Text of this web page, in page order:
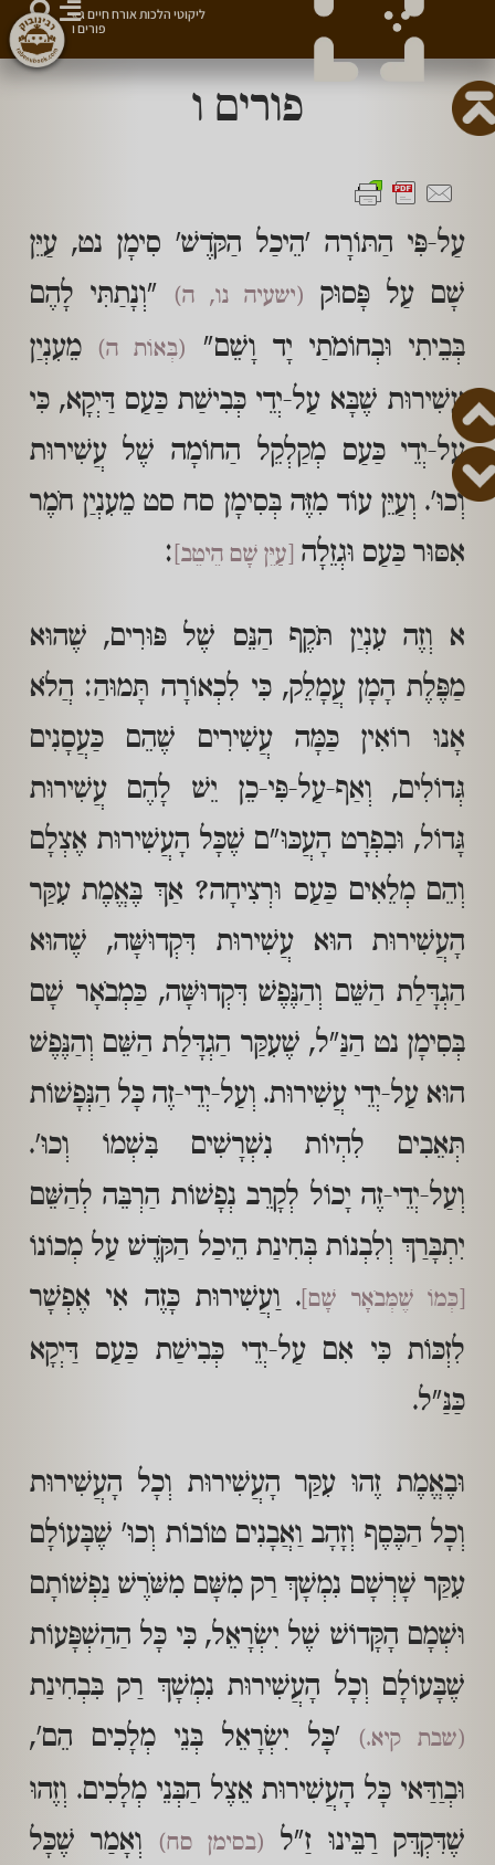
פורים ו
עַל-פִּי הַתּוֹרָה 'הֵיכַל הַקֹּדֶשׁ' סִימָן נט, עַיֵּן
שָׁם עַל פָּסוּק (ישעיה נו, ה)
"וְנָתַתִּי לָהֶם
בְּבֵיתִי וּבְחוֹמֹתַי יָד וָשֵׁם"
(בְּאוֹת ה) מֵעִנְיַן
עֲשִׁירוּת שֶׁבָּא עַל-יְדֵי כְּבִישַׁת כַּעַס דַּיְקָא, כִּי
עַל-יְדֵי כַּעַס מְקַלְקֵל הַחוֹמָה שֶׁל עֲשִׁירוּת
וְכוּ'. וְעַיֵּן עוֹד מִזֶּה בְּסִימָן סח סט מֵעִנְיַן חֹמֶר
אִסּוּר כַּעַס וּגְזֵלָה [עַיֵּן שָׁם הֵיטֵב] :
א וְזֶה עִנְיַן תֹּקֶף הַנֵּס שֶׁל פּוּרִים, שֶׁהוּא
מַפֶּלֶת הָמָן עֲמָלֵק, כִּי לִכְאוֹרָה תָּמוּהַ: הֲלֹא
אָנוּ רוֹאִין כַּמָּה עֲשִׁירִים שֶׁהֵם כַּעֲסָנִים
גְּדוֹלִים, וְאַף-עַל-פִּי-כֵן יֵשׁ לָהֶם עֲשִׁירוּת
גָּדוֹל, וּבִפְרָט הָעֲכּוּ"ם שֶׁכָּל הָעֲשִׁירוּת אֶצְלָם
וְהֵם מְלֵאִים כַּעַס וּרְצִיחָה? אַךְ בֶּאֱמֶת עִקַּר
הָעֲשִׁירוּת הוּא עֲשִׁירוּת דִּקְדוּשָּׁה, שֶׁהוּא
הַגְדָּלַת הַשֵּׁם וְהַנֶּפֶשׁ דִּקְדוּשָּׁה, כַּמְבֹאָר שָׁם
בְּסִימָן נט הַנַּ"ל, שֶׁעִקַּר הַגְדָּלַת הַשֵּׁם וְהַנֶּפֶשׁ
הוּא עַל-יְדֵי עֲשִׁירוּת. וְעַל-יְדֵי-זֶה כָּל הַנְּפָשׁוֹת
תְּאֵבִים לִהְיוֹת נִשְׁרָשִׁים בִּשְׁמוֹ וְכוּ'.
וְעַל-יְדֵי-זֶה יָכוֹל לְקָרֵב נְפָשׁוֹת הַרְבֵּה לְהַשֵּׁם
יִתְבָּרַךְ וְלִבְנוֹת בְּחִינַת הֵיכַל הַקֹּדֶשׁ עַל מְכוֹנוֹ
[כְּמוֹ שֶׁמְּבֹאָר שָׁם] . וַעֲשִׁירוּת כָּזֶה אִי אֶפְשָׁר
לִזְכּוֹת כִּי אִם עַל-יְדֵי כְּבִישַׁת כַּעַס דַּיְקָא
כַּנַּ"ל.
וּבֶאֱמֶת זֶהוּ עִקַּר הָעֲשִׁירוּת וְכָל הָעֲשִׁירוּת
וְכָל הַכֶּסֶף וְזָהָב וַאֲבָנִים טוֹבוֹת וְכוּ' שֶׁבָּעוֹלָם
עִקַּר שָׁרְשָׁם נִמְשָׁךְ רַק מִשָּׁם מִשֹּׁרֶשׁ נַפְשׁוֹתָם
וּשְׁמָם הָקָּדוֹשׁ שֶׁל יִשְׂרָאֵל, כִּי כָּל הַהַשְׁפָּעוֹת
שֶׁבָּעוֹלָם וְכָל הָעֲשִׁירוּת נִמְשָׁךְ רַק בִּבְחִינַת
(שבת קיא.)
'כָּל יִשְׂרָאֵל בְּנֵי מְלָכִים הֵם',
וּבְוַדַּאי כָּל הָעֲשִׁירוּת אֵצֶל הַבְּנֵי מְלָכִים. וְזֶהוּ
שֶׁדִּקְדֵּק רַבֵּינוּ זַ"ל (בסימן סח)
וְאָמַר שֶׁכָּל
ליקוטי הלכות אורח חיים ג»
פורים ו